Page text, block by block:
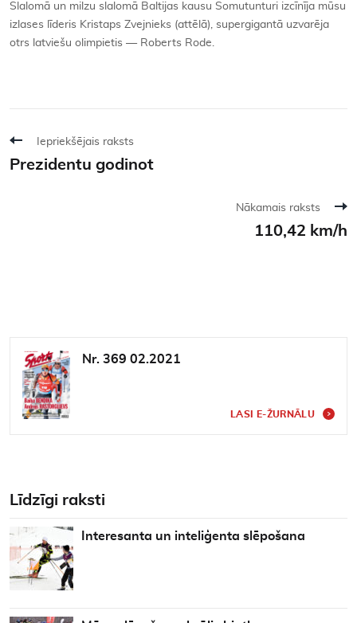
Slalomā un milzu slalomā Baltijas kausu Somutunturi izcīnīja mūsu
izlases līderis Kristaps Zvejnieks (attēlā), supergigantā uzvarēja
otrs latviešu olimpietis — Roberts Rode.
Iepriekšējais raksts
Prezidentu godinot
Nākamais raksts
110,42 km/h
Nr. 369 02.2021
LASI E-ŽURNĀLU
Līdzīgi raksti
Interesanta un inteliģenta slēpošana